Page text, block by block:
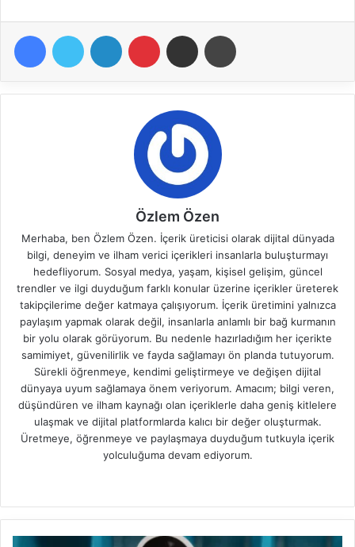
Özlem Özen
Merhaba, ben Özlem Özen. İçerik üreticisi olarak dijital dünyada
bilgi, deneyim ve ilham verici içerikleri insanlarla buluşturmayı
hedefliyorum. Sosyal medya, yaşam, kişisel gelişim, güncel
trendler ve ilgi duyduğum farklı konular üzerine içerikler üreterek
takipçilerime değer katmaya çalışıyorum. İçerik üretimini yalnızca
paylaşım yapmak olarak değil, insanlarla anlamlı bir bağ kurmanın
bir yolu olarak görüyorum. Bu nedenle hazırladığım her içerikte
samimiyet, güvenilirlik ve fayda sağlamayı ön planda tutuyorum.
Sürekli öğrenmeye, kendimi geliştirmeye ve değişen dijital
dünyaya uyum sağlamaya önem veriyorum. Amacım; bilgi veren,
düşündüren ve ilham kaynağı olan içeriklerle daha geniş kitlelere
ulaşmak ve dijital platformlarda kalıcı bir değer oluşturmak.
Üretmeye, öğrenmeye ve paylaşmaya duyduğum tutkuyla içerik
yolculuğuma devam ediyorum.
b
s